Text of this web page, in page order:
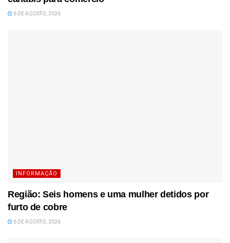
6 DE AGOSTO, 2026
INFORMAÇÃO
Região: Seis homens e uma mulher detidos por
furto de cobre
6 DE AGOSTO, 2026